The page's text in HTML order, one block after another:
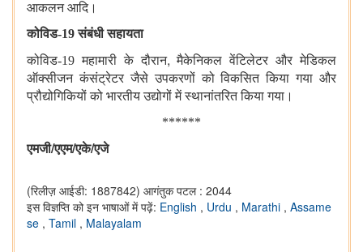
आकलन आदि।
कोविड-19 संबंधी सहायता
कोविड-19 महामारी के दौरान,मैकेनिकल वेंटिलेटर और मेडिकल
ऑक्सीजन कंसंट्रेटर जैसे उपकरणों को विकसित किया गया और
प्रौद्योगिकियों को भारतीय उद्योगों में स्थानांतरित किया गया।
******
एमजी/एएम/एके/एजे
(रिलीज़ आईडी: 1887842) आगंतुक पटल : 2044
इस विज्ञप्ति को इन भाषाओं में पढ़ें: English , Urdu , Marathi , Assame
se , Tamil , Malayalam